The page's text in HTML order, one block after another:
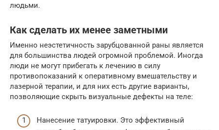
людьми.
Как сделать их менее заметными
Именно неэстетичность зарубцованной раны является
для большинства людей огромной проблемой. Иногда
люди не могут прибегать к лечению в силу
противопоказаний к оперативному вмешательству и
лазерной терапии, и для них есть другие варианты,
позволяющие скрыть визуальные дефекты на теле:
Нанесение татуировки. Это эффективный